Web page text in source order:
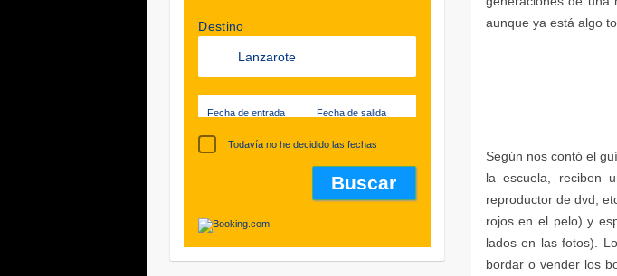
Destino
Fecha de entrada Fecha de salida
Todavía no he decidido las fechas